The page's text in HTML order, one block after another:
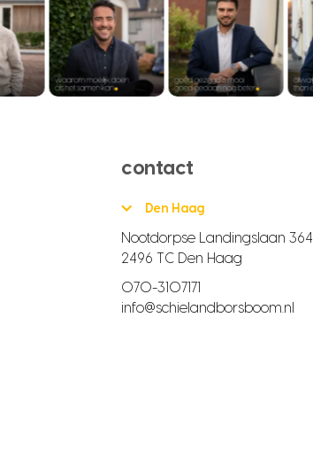
contact
Den Haag
Nootdorpse Landingslaan 364
2496 TC Den Haag
070-3107171
info@schielandborsboom.nl